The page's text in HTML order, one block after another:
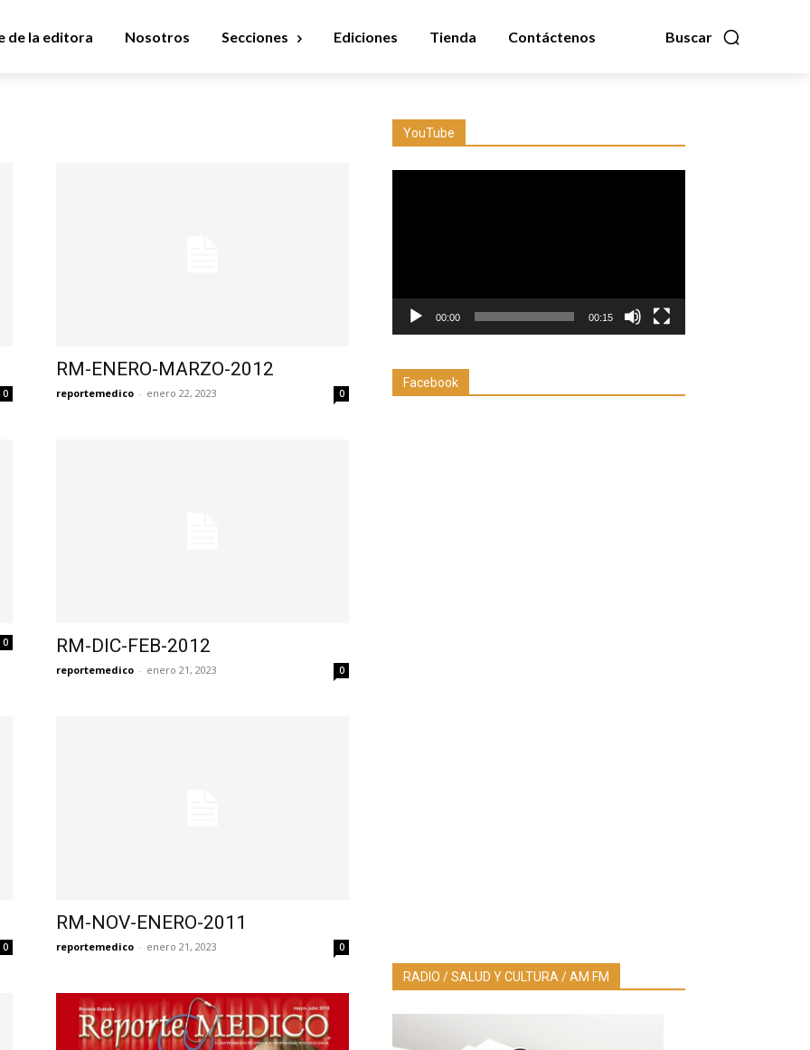
Buscar
de la editora Nosotros Secciones Ediciones Tienda Contáctenos
0
RM-ENERO-MARZO-2012
reportemedico - enero 22, 2023 0
0 RM-DIC-FEB-2012
reportemedico - enero 21, 2023 0
0
RM-NOV-ENERO-2011
reportemedico - enero 21, 2023 0
YouTube
00:00 00:15
Facebook
RADIO / SALUD Y CULTURA / AM FM